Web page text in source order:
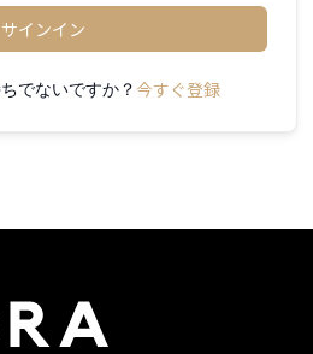
サインイン
でないですか？ 今すぐ登録